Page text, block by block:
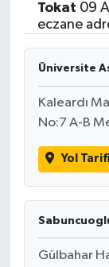
Tokat 09
eczane
Üniversite
Kaleardı
No:7 A-B
Yol
Gülbahar
Teknoloji
Yaşam